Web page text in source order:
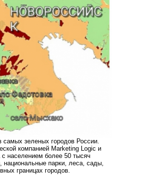
самых зеленых городов России.
компанией Marketing Logic и
населением более 50 тысяч
национальные парки, леса, сады,
границах городов.